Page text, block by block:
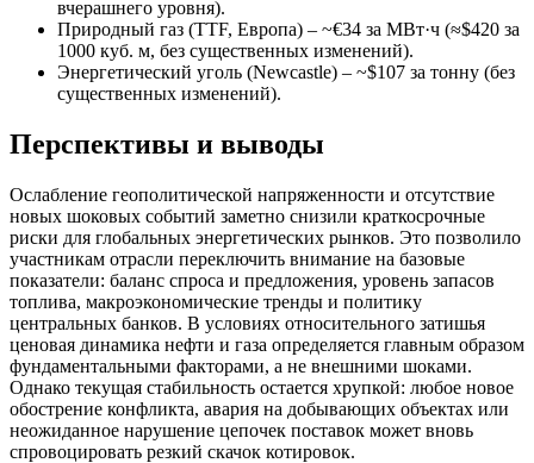
вчерашнего уровня).
Природный газ (TTF, Европа) – ~€34 за МВт·ч (≈$420 за
1000 куб. м, без существенных изменений).
Энергетический уголь (Newcastle) – ~$107 за тонну (без
существенных изменений).
Перспективы и выводы
Ослабление геополитической напряженности и отсутствие
новых шоковых событий заметно снизили краткосрочные
риски для глобальных энергетических рынков. Это позволило
участникам отрасли переключить внимание на базовые
показатели: баланс спроса и предложения, уровень запасов
топлива, макроэкономические тренды и политику
центральных банков. В условиях относительного затишья
ценовая динамика нефти и газа определяется главным образом
фундаментальными факторами, а не внешними шоками.
Однако текущая стабильность остается хрупкой: любое новое
обострение конфликта, авария на добывающих объектах или
неожиданное нарушение цепочек поставок может вновь
спровоцировать резкий скачок котировок.